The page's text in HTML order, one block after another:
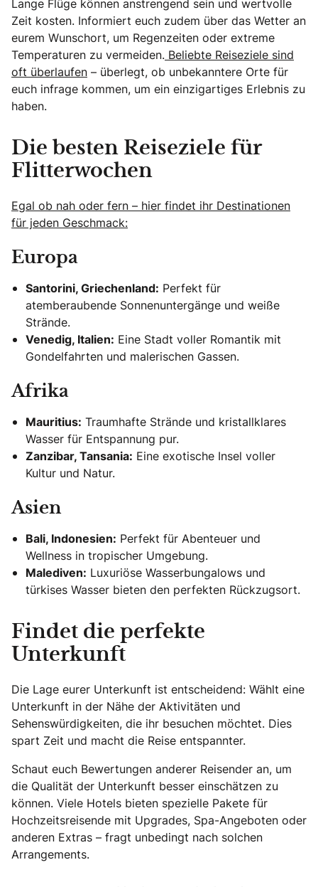
Lange Flüge können anstrengend sein und wertvolle
Zeit kosten. Informiert euch zudem über das Wetter an
eurem Wunschort, um Regenzeiten oder extreme
Temperaturen zu vermeiden. Beliebte Reiseziele sind
oft überlaufen – überlegt, ob unbekanntere Orte für
euch infrage kommen, um ein einzigartiges Erlebnis zu
haben.
Die besten Reiseziele für
Flitterwochen
Egal ob nah oder fern – hier findet ihr Destinationen
für jeden Geschmack:
Europa
Santorini, Griechenland: Perfekt für
atemberaubende Sonnenuntergänge und weiße
Strände.
Venedig, Italien: Eine Stadt voller Romantik mit
Gondelfahrten und malerischen Gassen.
Afrika
Mauritius: Traumhafte Strände und kristallklares
Wasser für Entspannung pur.
Zanzibar, Tansania: Eine exotische Insel voller
Kultur und Natur.
Asien
Bali, Indonesien: Perfekt für Abenteuer und
Wellness in tropischer Umgebung.
Malediven: Luxuriöse Wasserbungalows und
türkises Wasser bieten den perfekten Rückzugsort.
Findet die perfekte
Unterkunft
Die Lage eurer Unterkunft ist entscheidend: Wählt eine
Unterkunft in der Nähe der Aktivitäten und
Sehenswürdigkeiten, die ihr besuchen möchtet. Dies
spart Zeit und macht die Reise entspannter.
Schaut euch Bewertungen anderer Reisender an, um
die Qualität der Unterkunft besser einschätzen zu
können. Viele Hotels bieten spezielle Pakete für
Hochzeitsreisende mit Upgrades, Spa-Angeboten oder
anderen Extras – fragt unbedingt nach solchen
Arrangements.